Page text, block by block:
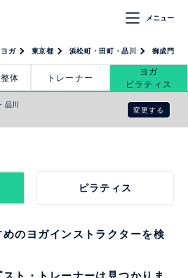
メニュー
ヨガ 東京都 浜松町・田町・品川 御成門駅
体 トレーナー
ヨガ
ピラティス
品川
変更する
ピラティス
のヨガインストラクターを検